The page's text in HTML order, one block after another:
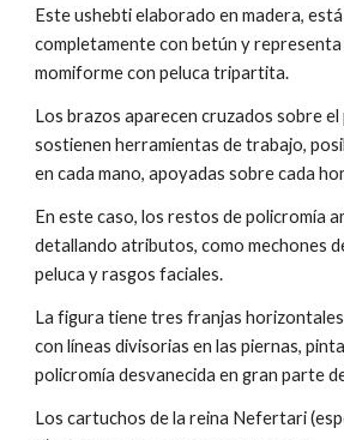
Este ushebti elaborado en madera,
completamente con betún y
momiforme con peluca tripartita.
Los brazos aparecen cruzados sobre el
sostienen herramientas de trabajo,
en cada mano, apoyadas sobre cada
En este caso, los restos de policromía
detallando atributos, como mechones
peluca y rasgos faciales.
La figura tiene tres franjas
con líneas divisorias en las piernas,
policromía desvanecida en gran parte
Los cartuchos de la reina Nefertari